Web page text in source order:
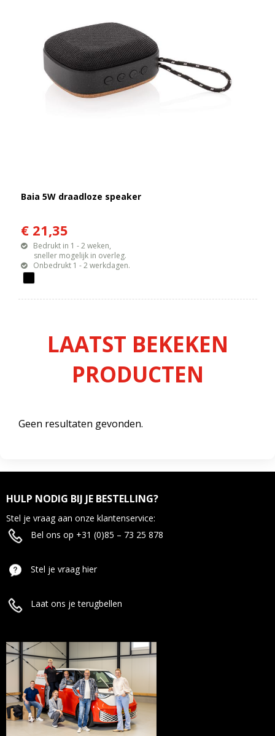
Baia 5W draadloze speaker
€ 21,35
Bedrukt in 1 - 2 weken,
sneller mogelijk in overleg.
Onbedrukt 1 - 2 werkdagen.
LAATST BEKEKEN
PRODUCTEN
Geen resultaten gevonden.
HULP NODIG BIJ JE BESTELLING?
Stel je vraag aan onze klantenservice:
Bel ons op +31 (0)85 – 73 25 878
Stel je vraag hier
Laat ons je terugbellen